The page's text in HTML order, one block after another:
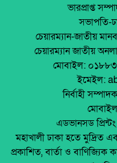
অনুষ্ঠিত
আয়োজিত
ইসলামি
পলাশবাড়ী
মার্কেট
জনমনে
টঙ্গীতে
জেলা আইন-
অনুষ্ঠিত।
জুলাই সনদ
বিক্ষোভ
মালয়েশিয়ায়
২৪ অবৈধ
ভারপ্রাপ্ত
সভাপতি-
চেয়ারম্যান-জাতীয়
চেয়ারম্যান জাতীয়
মোবাইল:
ইমেইল:
নির্বাহী
এডভানসড
মহাখালী ঢাকা হতে মুদ্রিত
প্রকাশিত, বার্তা ও